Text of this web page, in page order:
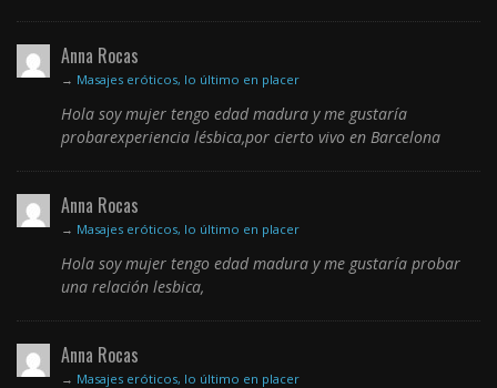
Anna Rocas
→ Masajes eróticos, lo último en placer
Hola soy mujer tengo edad madura y me gustaría
probarexperiencia lésbica,por cierto vivo en Barcelona
Anna Rocas
→ Masajes eróticos, lo último en placer
Hola soy mujer tengo edad madura y me gustaría probar
una relación lesbica,
Anna Rocas
→ Masajes eróticos, lo último en placer